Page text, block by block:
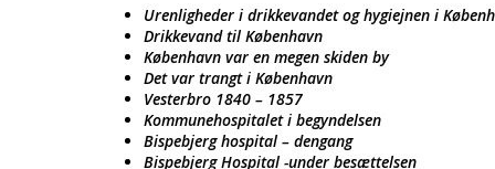
Urenligheder i drikkevandet og hygiejnen i
Drikkevand til København
København var en megen skiden by
Det var trangt i København
Vesterbro 1840 – 1857
Kommunehospitalet i begyndelsen
Bispebjerg hospital – dengang
Bispebjerg Hospital -under besættelsen